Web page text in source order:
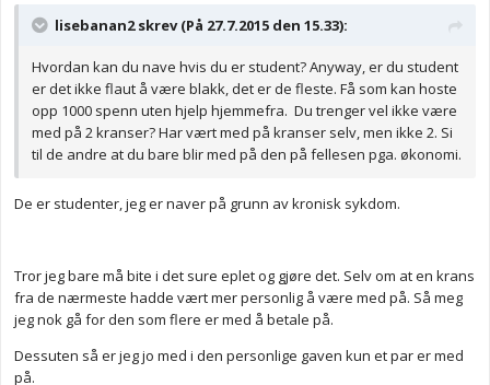
lisebanan2 skrev (På 27.7.2015 den 15.33):
Hvordan kan du nave hvis du er student? Anyway, er du student
er det ikke flaut å være blakk, det er de fleste. Få som kan hoste
opp 1000 spenn uten hjelp hjemmefra. Du trenger vel ikke være
med på 2 kranser? Har vært med på kranser selv, men ikke 2. Si
til de andre at du bare blir med på den på fellesen pga. økonomi.
De er studenter, jeg er naver på grunn av kronisk sykdom.
Tror jeg bare må bite i det sure eplet og gjøre det. Selv om at en krans
fra de nærmeste hadde vært mer personlig å være med på. Så meg
jeg nok gå for den som flere er med å betale på.
Dessuten så er jeg jo med i den personlige gaven kun et par er med
på.